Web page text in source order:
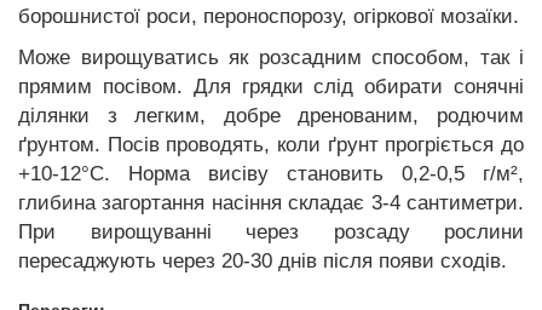
борошнистої роси, пероноспорозу, огіркової мозаїки.
Може вирощуватись як розсадним способом, так і
прямим посівом. Для грядки слід обирати сонячні
ділянки з легким, добре дренованим, родючим
ґрунтом. Посів проводять, коли ґрунт прогріється до
+10-12°C. Норма висіву становить 0,2-0,5 г/м²,
глибина загортання насіння складає 3-4 сантиметри.
При вирощуванні через розсаду рослини
пересаджують через 20-30 днів після появи сходів.